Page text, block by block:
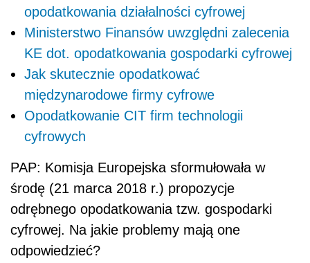
opodatkowania działalności cyfrowej
Ministerstwo Finansów uwzględni zalecenia
KE dot. opodatkowania gospodarki cyfrowej
Jak skutecznie opodatkować
międzynarodowe firmy cyfrowe
Opodatkowanie CIT firm technologii
cyfrowych
PAP: Komisja Europejska sformułowała w
środę (21 marca 2018 r.) propozycje
odrębnego opodatkowania tzw. gospodarki
cyfrowej. Na jakie problemy mają one
odpowiedzieć?